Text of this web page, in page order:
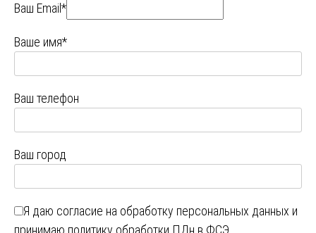
Ваш Email*
Ваше имя*
Ваш телефон
Ваш город
Я даю согласие на обработку персональных данных и
принимаю политику обработки ПДн в ФСЭ